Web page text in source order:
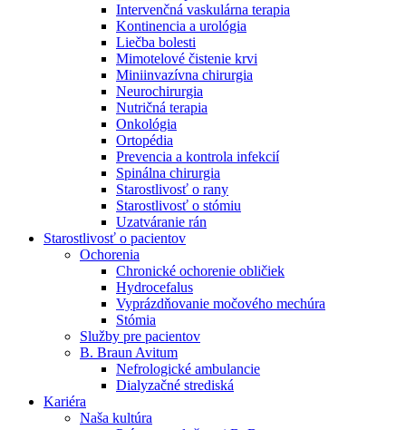
Nefrologické ambulancie
V nefrologických ambulanciách prevádzkujeme poradenstvo
a prípravu pacientov k jednotlivým metódam náhrady funkcie
obličiek. Zvoľte si mesto, ktoré potrebujete a navštívte nás.
Intervenčná vaskulárna terapia
Kontinencia a urológia
Liečba bolesti
Mimotelové čistenie krvi
Miniinvazívna chirurgia
Neurochirurgia
Nutričná terapia
Onkológia
Ortopédia
Prevencia a kontrola infekcií
Spinálna chirurgia
Starostlivosť o rany
Starostlivosť o stómiu
Uzatváranie rán
Starostlivosť o pacientov
Ochorenia
Chronické ochorenie obličiek
Hydrocefalus
Vyprázdňovanie močového mechúra
Stómia
Služby pre pacientov
B. Braun Avitum
Nefrologické ambulancie
Dialyzačné strediská
Kariéra
Naša kultúra